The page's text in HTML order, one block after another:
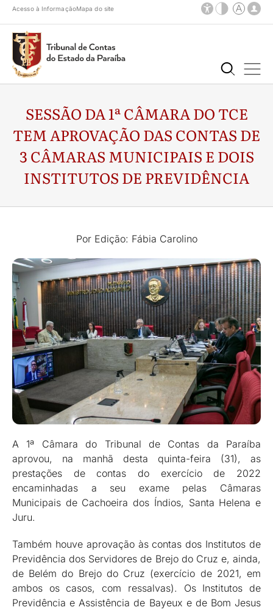
Acesso à InformaçãoMapa do site
SESSÃO DA 1ª CÂMARA DO TCE
TEM APROVAÇÃO DAS CONTAS DE
3 CÂMARAS MUNICIPAIS E DOIS
INSTITUTOS DE PREVIDÊNCIA
Por Edição: Fábia Carolino
A 1ª Câmara do Tribunal de Contas da Paraíba
aprovou, na manhã desta quinta-feira (31), as
prestações de contas do exercício de 2022
encaminhadas a seu exame pelas Câmaras
Municipais de Cachoeira dos Índios, Santa Helena e
Juru.
Também houve aprovação às contas dos Institutos de
Previdência dos Servidores de Brejo do Cruz e, ainda,
de Belém do Brejo do Cruz (exercício de 2021, em
ambos os casos, com ressalvas). Os Institutos de
Previdência e Assistência de Bayeux e de Bom Jesus